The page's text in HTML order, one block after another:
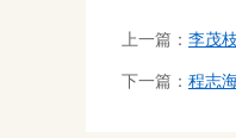
上一篇： 李茂
下一篇： 程志